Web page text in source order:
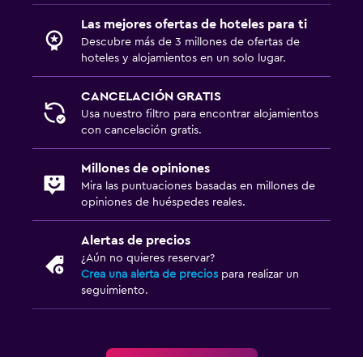
Las mejores ofertas de hoteles para ti
Descubre más de 3 millones de ofertas de
hoteles y alojamientos en un solo lugar.
CANCELACIÓN GRATIS
Usa nuestro filtro para encontrar alojamientos
con cancelación gratis.
Millones de opiniones
Mira las puntuaciones basadas en millones de
opiniones de huéspedes reales.
Alertas de precios
¿Aún no quieres reservar?
Crea una alerta de precios para realizar un
seguimiento.